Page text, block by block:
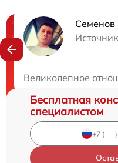
Семенов
Великолепное
Нужна
Бесплатная
специалистом